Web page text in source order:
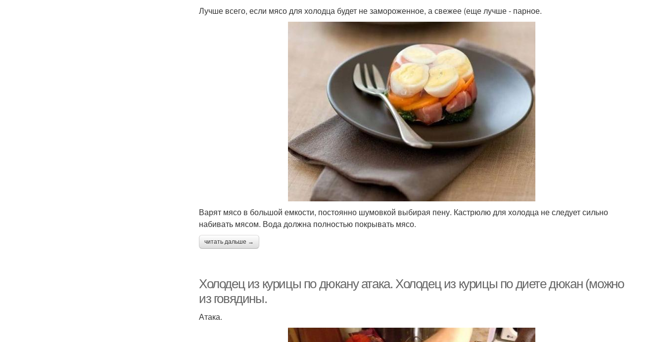
Лучше всего, если мясо для холодца будет не замороженное, а свежее (еще лучше - парное.
Варят мясо в большой емкости, постоянно шумовкой выбирая пену. Кастрюлю для холодца не следует сильно
набивать мясом. Вода должна полностью покрывать мясо.
читать дальше →
Холодец из курицы по дюкану атака. Холодец из курицы по диете дюкан (можно
из говядины.
Атака.